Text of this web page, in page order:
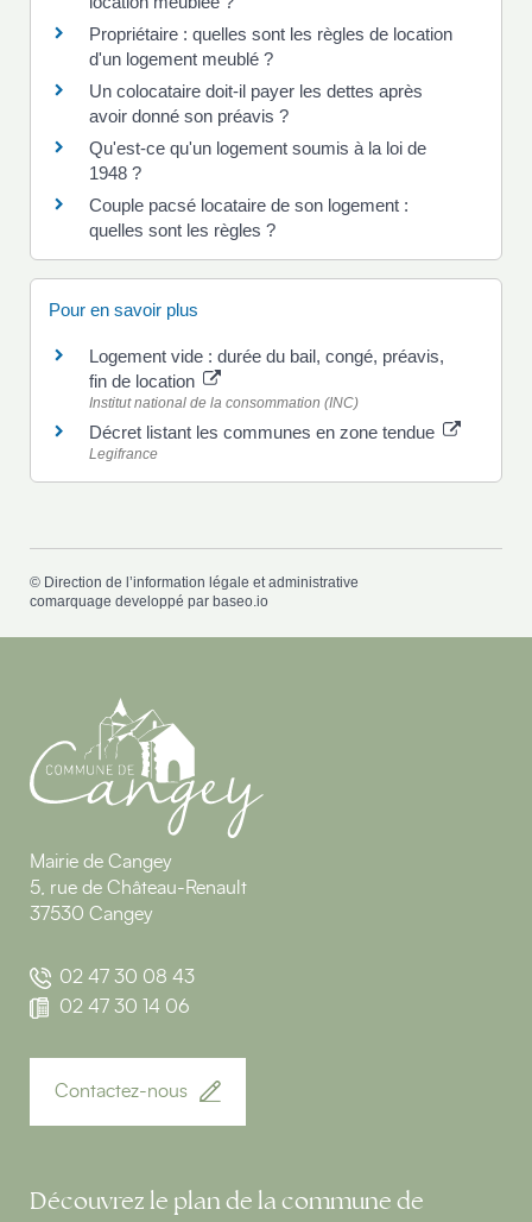
Propriétaire : quelles sont les règles de location
d'un logement meublé ?
Un colocataire doit-il payer les dettes après
avoir donné son préavis ?
Qu'est-ce qu'un logement soumis à la loi de
1948 ?
Couple pacsé locataire de son logement :
quelles sont les règles ?
Pour en savoir plus
Logement vide : durée du bail, congé, préavis,
fin de location
Institut national de la consommation (INC)
Décret listant les communes en zone tendue
Legifrance
© Direction de l’information légale et administrative
comarquage developpé par baseo.io
Mairie de Cangey
5, rue de Château-Renault
37530 Cangey
02 47 30 08 43
02 47 30 14 06
Contactez-nous
Découvrez le plan de la commune de